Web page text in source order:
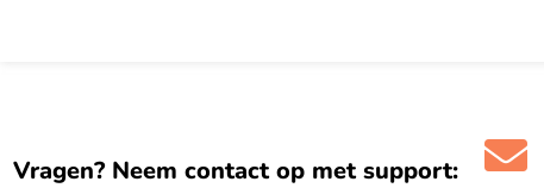
Vragen? Neem contact op met support: